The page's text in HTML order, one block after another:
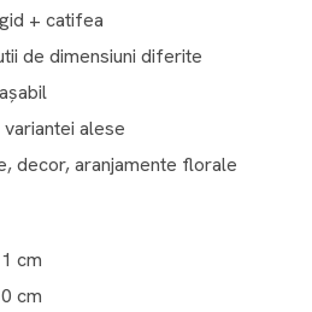
+ catifea
de dimensiuni diferite
alese
decor, aranjamente florale
cm
cm